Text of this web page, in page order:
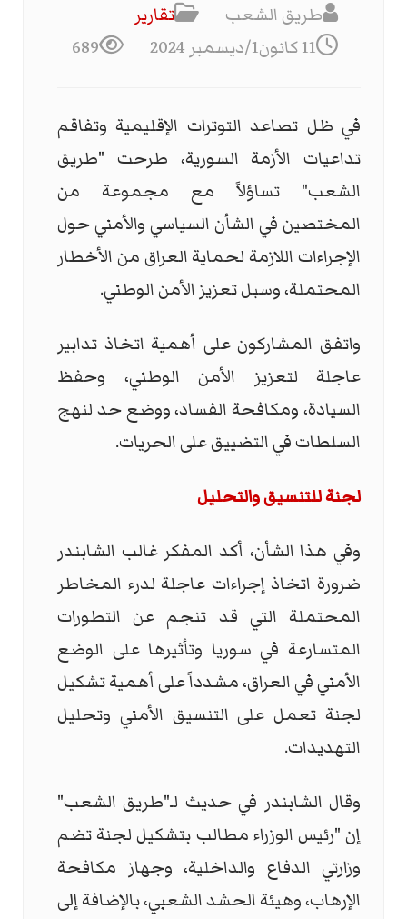
طريق الشعب
تقارير
11 كانون1/ديسمبر 2024
689
في ظل تصاعد التوترات الإقليمية وتفاقم
تداعيات الأزمة السورية، طرحت "طريق
الشعب" تساؤلاً مع مجموعة من
المختصين في الشأن السياسي والأمني حول
الإجراءات اللازمة لحماية العراق من الأخطار
المحتملة، وسبل تعزيز الأمن الوطني.
واتفق المشاركون على أهمية اتخاذ تدابير
عاجلة لتعزيز الأمن الوطني، وحفظ
السيادة، ومكافحة الفساد، ووضع حد لنهج
السلطات في التضييق على الحريات.
لجنة للتنسيق والتحليل
وفي هذا الشأن، أكد المفكر غالب الشابندر
ضرورة اتخاذ إجراءات عاجلة لدرء المخاطر
المحتملة التي قد تنجم عن التطورات
المتسارعة في سوريا وتأثيرها على الوضع
الأمني في العراق، مشدداً على أهمية تشكيل
لجنة تعمل على التنسيق الأمني وتحليل
التهديدات.
وقال الشابندر في حديث لـ"طريق الشعب"
إن "رئيس الوزراء مطالب بتشكيل لجنة تضم
وزارتي الدفاع والداخلية، وجهاز مكافحة
الإرهاب، وهيئة الحشد الشعبي، بالإضافة إلى